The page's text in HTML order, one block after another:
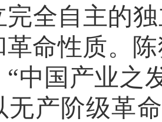
完全自主的
革命性质。
“中国产业之
无产阶级革